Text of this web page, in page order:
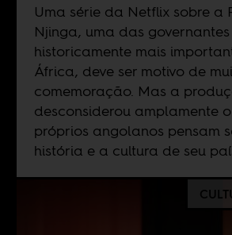
Uma série da Netflix sobre a
Njinga, uma das governantes
historicamente mais
África, deve ser motivo de
comemoração. Mas a
desconsiderou amplamente
próprios angolanos pensam
história e a cultura de seu